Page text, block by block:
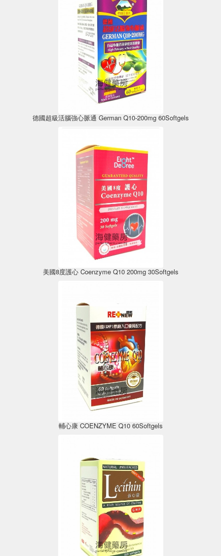
德國超級活腦強心脈通 German Q10-200mg 60Softgels
美國8度護心 Coenzyme Q10 200mg 30Softgels
輔心康 COENZYME Q10 60Softgels